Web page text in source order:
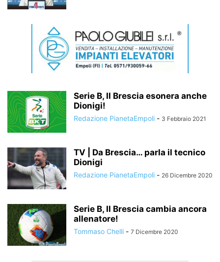
Serie B, Il Brescia esonera anche
Dionigi!
Redazione PianetaEmpoli - 3 Febbraio 2021
TV | Da Brescia… parla il tecnico
Dionigi
Redazione PianetaEmpoli - 26 Dicembre 2020
Serie B, Il Brescia cambia ancora
allenatore!
Tommaso Chelli - 7 Dicembre 2020